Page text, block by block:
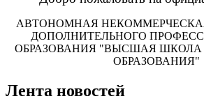
АВТОНОМНАЯ
ДОПОЛНИТЕЛЬНОГО
ОБРАЗОВАНИЯ "ВЫСШАЯ ШКОЛА
ОБРАЗОВАНИЯ"
Лента новостей